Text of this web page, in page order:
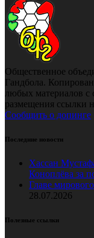
Общественное
Гандбола.
любых материалов с
размещения ссылки
Сообщить о допинге
Последние новости
Хассан
Коноплёва за
Главе
28.07.2026
Полезные ссылки